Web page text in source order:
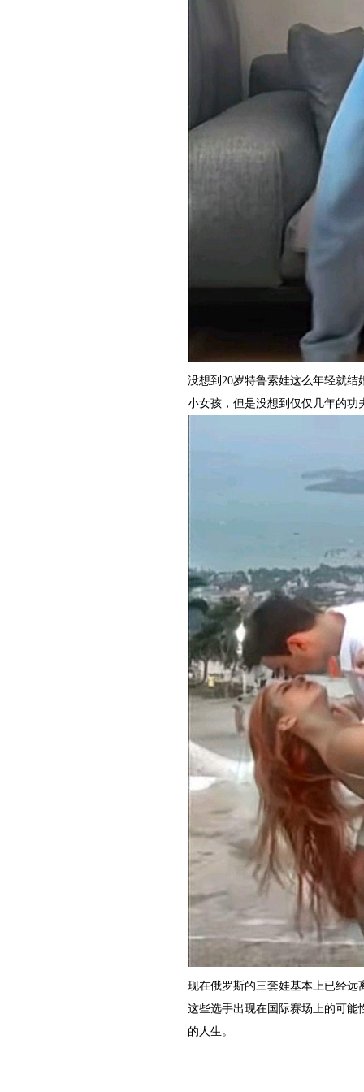
没想到20岁特鲁索娃这么年轻就
小女孩，但是没想到仅仅几年的
现在俄罗斯的三套娃基本上已经
这些选手出现在国际赛场上的可
的人生。